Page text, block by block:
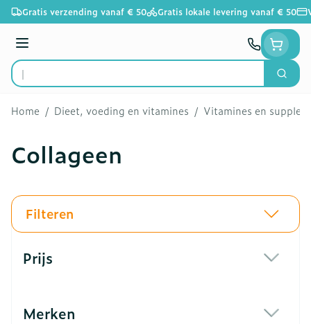
Ga naar de inhoud
Gratis verzending vanaf € 50 Gratis lokale levering vanaf € 50
Menu
Product, merk, categorie...
Zoek
Home / Dieet, voeding en vitamines / Vitamines en
Collageen
Filteren
Prijs
Merken